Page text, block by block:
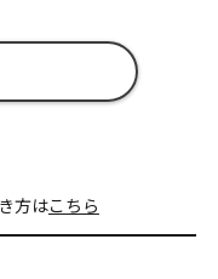
方はこちら